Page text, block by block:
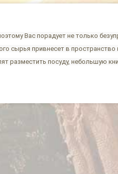
Вас порадует не только
сырья привнесет в
разместить посуду, небольшую